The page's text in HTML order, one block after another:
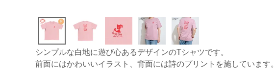
シンプルな白地に遊び心あるデザインのTシャツです。
前面にはかわいいイラスト、背面には詩のプリントを施しています。